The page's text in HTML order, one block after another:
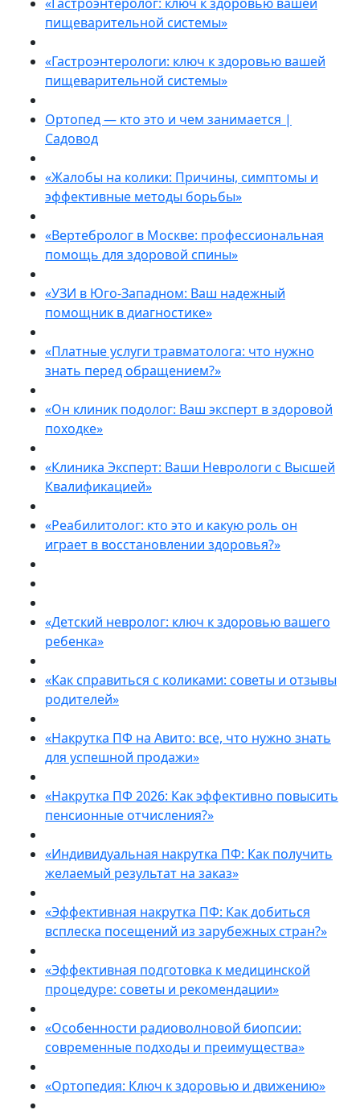
пищеварительной системы»
«Гастроэнтерологи: ключ к здоровью вашей
пищеварительной системы»
Ортопед — кто это и чем занимается |
Садовод
«Жалобы на колики: Причины, симптомы и
эффективные методы борьбы»
«Вертебролог в Москве: профессиональная
помощь для здоровой спины»
«УЗИ в Юго-Западном: Ваш надежный
помощник в диагностике»
«Платные услуги травматолога: что нужно
знать перед обращением?»
«Он клиник подолог: Ваш эксперт в здоровой
походке»
«Клиника Эксперт: Ваши Неврологи с Высшей
Квалификацией»
«Реабилитолог: кто это и какую роль он
играет в восстановлении здоровья?»
«Детский невролог: ключ к здоровью вашего
ребенка»
«Как справиться с коликами: советы и отзывы
родителей»
«Накрутка ПФ на Авито: все, что нужно знать
для успешной продажи»
«Накрутка ПФ 2026: Как эффективно повысить
пенсионные отчисления?»
«Индивидуальная накрутка ПФ: Как получить
желаемый результат на заказ»
«Эффективная накрутка ПФ: Как добиться
всплеска посещений из зарубежных стран?»
«Эффективная подготовка к медицинской
процедуре: советы и рекомендации»
«Особенности радиоволновой биопсии:
современные подходы и преимущества»
«Ортопедия: Ключ к здоровью и движению»